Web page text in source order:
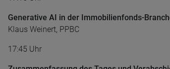
Generative AI in der Immobilienfonds-
Klaus Weinert, PPBC
17:45 Uhr